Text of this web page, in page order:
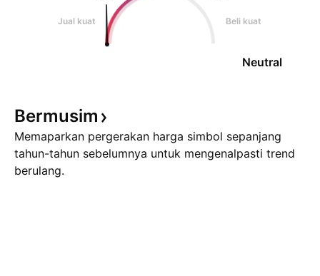
Jual kuat Beli kuat
Neutral
Bermusim
Memaparkan pergerakan harga simbol sepanjang
tahun-tahun sebelumnya untuk mengenalpasti trend
berulang.